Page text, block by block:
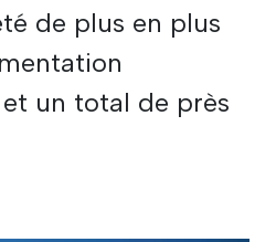
de plus en plus
un total de près